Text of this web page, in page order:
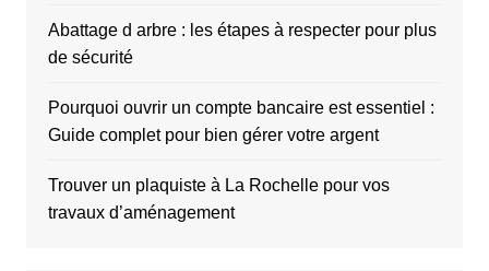
Abattage d arbre : les étapes à respecter pour plus
de sécurité
Pourquoi ouvrir un compte bancaire est essentiel :
Guide complet pour bien gérer votre argent
Trouver un plaquiste à La Rochelle pour vos
travaux d’aménagement